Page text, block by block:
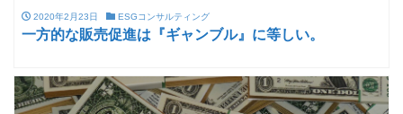
2020年2月23日 ESGコンサルティング
一方的な販売促進は『ギャンブル』に等しい。